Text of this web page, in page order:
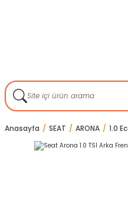
Anasayfa SEAT ARONA 1.0